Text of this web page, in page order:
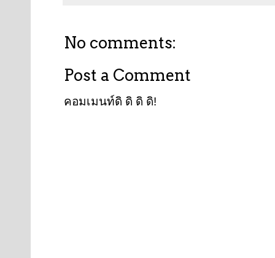
No comments:
Post a Comment
คอมเมนท์ดิ ดิ ดิ ดิ!